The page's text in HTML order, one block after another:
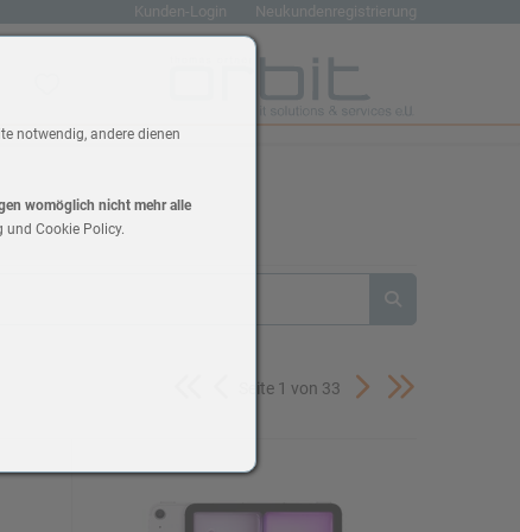
Kunden-Login Neukundenregistrierung
Seite 1 von 33
notwendig, andere dienen
womöglich nicht mehr alle
und Cookie Policy.